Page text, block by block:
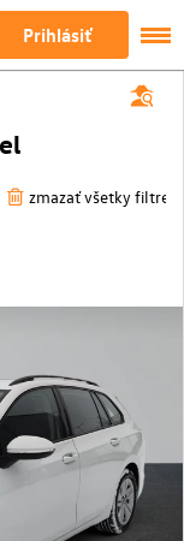
Prihlásiť
zmazať všetky filtre